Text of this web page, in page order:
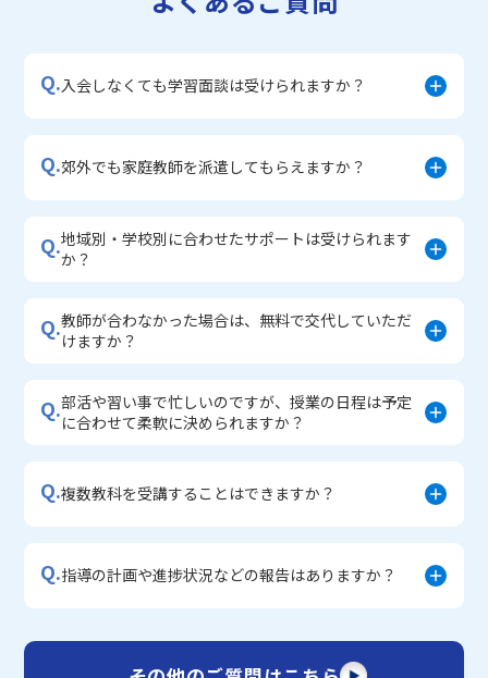
・学習習慣定着コース
Q.入会しなくても学習面談は受けられますか？
Q.郊外でも家庭教師を派遣してもらえますか？
Q.地域別・学校別に合わせたサポートは受けられます
か？
Q.教師が合わなかった場合は、無料で交代していただ
けますか？
Q.部活や習い事で忙しいのですが、授業の日程は予定
に合わせて柔軟に決められますか？
Q.複数教科を受講することはできますか？
Q.指導の計画や進捗状況などの報告はありますか？